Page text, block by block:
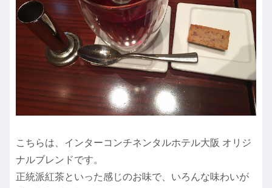
こちらは、インターコンチネンタルホテル大阪 オリジ
ナルブレンドです。
正統派紅茶といった感じのお味で、いろんな味わいが